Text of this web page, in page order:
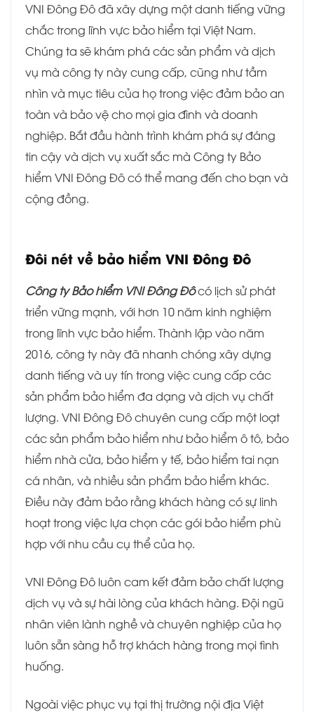
VNI Đông Đô đã xây dựng một danh tiếng vững
chắc trong lĩnh vực bảo hiểm tại Việt Nam.
Chúng ta sẽ khám phá các sản phẩm và dịch
vụ mà công ty này cung cấp, cũng như tầm
nhìn và mục tiêu của họ trong việc đảm bảo an
toàn và bảo vệ cho mọi gia đình và doanh
nghiệp. Bắt đầu hành trình khám phá sự đáng
tin cậy và dịch vụ xuất sắc mà Công ty Bảo
hiểm VNI Đông Đô có thể mang đến cho bạn và
cộng đồng.
Đôi nét về bảo hiểm VNI Đông Đô
Công ty Bảo hiểm VNI Đông Đôcó lịch sử phát
triển vững mạnh, với hơn 10 năm kinh nghiệm
trong lĩnh vực bảo hiểm. Thành lập vào năm
2016, công ty này đã nhanh chóng xây dựng
danh tiếng và uy tín trong việc cung cấp các
sản phẩm bảo hiểm đa dạng và dịch vụ chất
lượng. VNI Đông Đô chuyên cung cấp một loạt
các sản phẩm bảo hiểm như bảo hiểm ô tô, bảo
hiểm nhà cửa, bảo hiểm y tế, bảo hiểm tai nạn
cá nhân, và nhiều sản phẩm bảo hiểm khác.
Điều này đảm bảo rằng khách hàng có sự linh
hoạt trong việc lựa chọn các gói bảo hiểm phù
hợp với nhu cầu cụ thể của họ.
VNI Đông Đô luôn cam kết đảm bảo chất lượng
dịch vụ và sự hài lòng của khách hàng. Đội ngũ
nhân viên lành nghề và chuyên nghiệp của họ
luôn sẵn sàng hỗ trợ khách hàng trong mọi tình
huống.
Ngoài việc phục vụ tại thị trường nội địa Việt